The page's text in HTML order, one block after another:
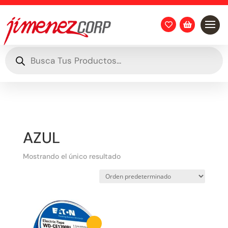
 
productos
AZUL
Mostrando el único resultado